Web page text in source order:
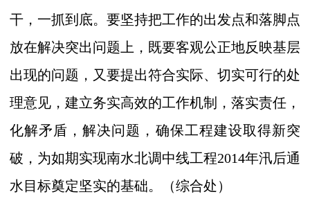
干，一抓到底。要坚持把工作的出发点和落脚点
放在解决突出问题上，既要客观公正地反映基层
出现的问题，又要提出符合实际、切实可行的处
理意见，建立务实高效的工作机制，落实责任，
化解矛盾，解决问题，确保工程建设取得新突
破，为如期实现南水北调中线工程2014年汛后通
水目标奠定坚实的基础。（综合处）